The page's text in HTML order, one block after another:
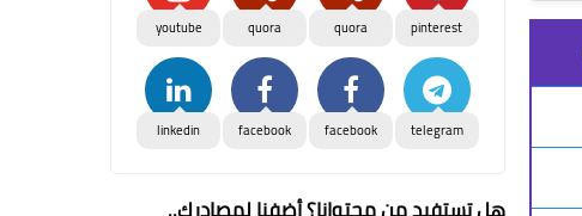
pinterest
quora
quora
youtube
telegram
facebook
facebook
linkedin